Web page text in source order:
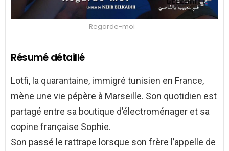
Regarde-moi
Résumé détaillé
Lotfi, la quarantaine, immigré tunisien en France,
mène une vie pépère à Marseille. Son quotidien est
partagé entre sa boutique d’électroménager et sa
copine française Sophie.
Son passé le rattrape lorsque son frère l’appelle de